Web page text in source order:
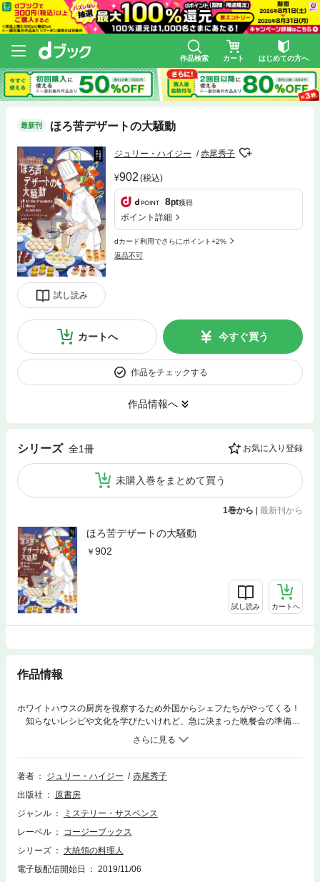
作品検索 カート はじめての方へ
最新刊 ほろ苦デザートの大騒動
試し読み
ジュリー・ハイジー 赤尾秀子
902 (税込)
8pt獲得
ポイント詳細
dカード利用でさらにポイント+2%
返品不可
カートへ 今すぐ買う
作品をチェックする
作品情報へ
シリーズ 全1冊 お気に入り登録
未購入巻をまとめて買う
1巻から | 最新刊から
ほろ苦デザートの大騒動
902
試し読み カートへ
作品情報
ホワイトハウスの厨房を視察するため外国からシェフたちがやってくる！
知らないレシピや文化を学びたいけれど、急に決まった晩餐会の準備も
あるし、ホワイトハウス全体の支出削減のために人手不足だし……忙しい
エグゼクティブ・シェフのオリーを助けようと、エグゼクティブ・ペイス
トリー・シェフのマルセルが視察団のガイド役を引き受けてくれること
に。彼が作り出すのは甘く美しい飴細工に絶品のホットチョコレート。す
ていたところ、突然マルセルが倒れてしまった。事故か病気か、それとも
おかしなものがデザートに紛れこんでいた……!?
著者 ジュリー・ハイジー
赤尾秀子
出版社
原書房
ジャンル
ミステリー・サスペンス
レーベル
コージーブックス
シリーズ
大統領の料理人
電子版配信開始日
2019/11/06